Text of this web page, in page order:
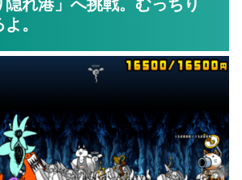
隠れ港」へ挑戦。むっちり
。